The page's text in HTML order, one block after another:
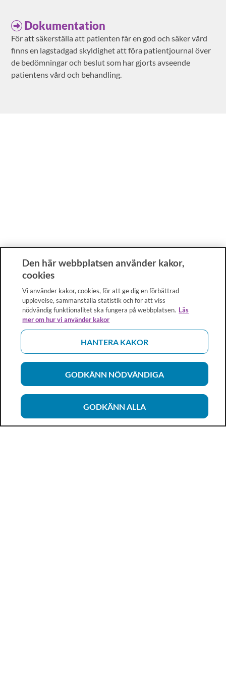
Dokumentation
För att säkerställa att patienten får en god och säker vård
finns en lagstadgad skyldighet att föra patientjournal över
de bedömningar och beslut som har gjorts avseende
patientens vård och behandling.
Den här webbplatsen använder kakor,
cookies
Vi använder kakor, cookies, för att ge dig en förbättrad
upplevelse, sammanställa statistik och för att viss
nödvändig funktionalitet ska fungera på webbplatsen. Läs
mer om hur vi använder kakor
HANTERA KAKOR
GODKÄNN NÖDVÄNDIGA
GODKÄNN ALLA